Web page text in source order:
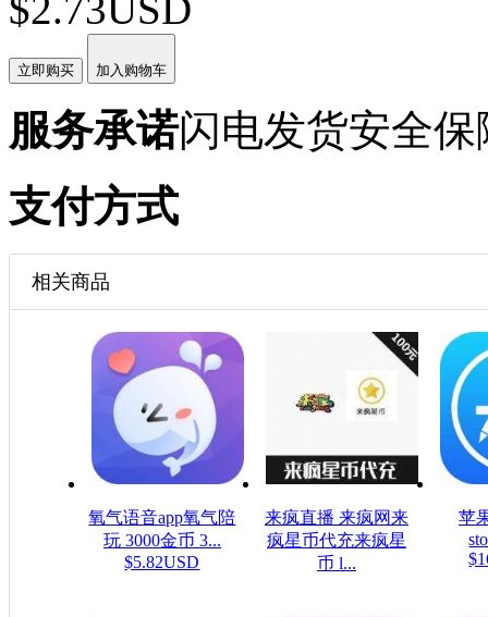
$2.73USD
立即购买 加入购物车
服务承诺闪电发货安全保
支付方式
相关商品
氧气语音app氧气陪
玩 3000金币 3...
$5.82USD
来疯直播 来疯网来
疯星币代充来疯星
币 l...
苹